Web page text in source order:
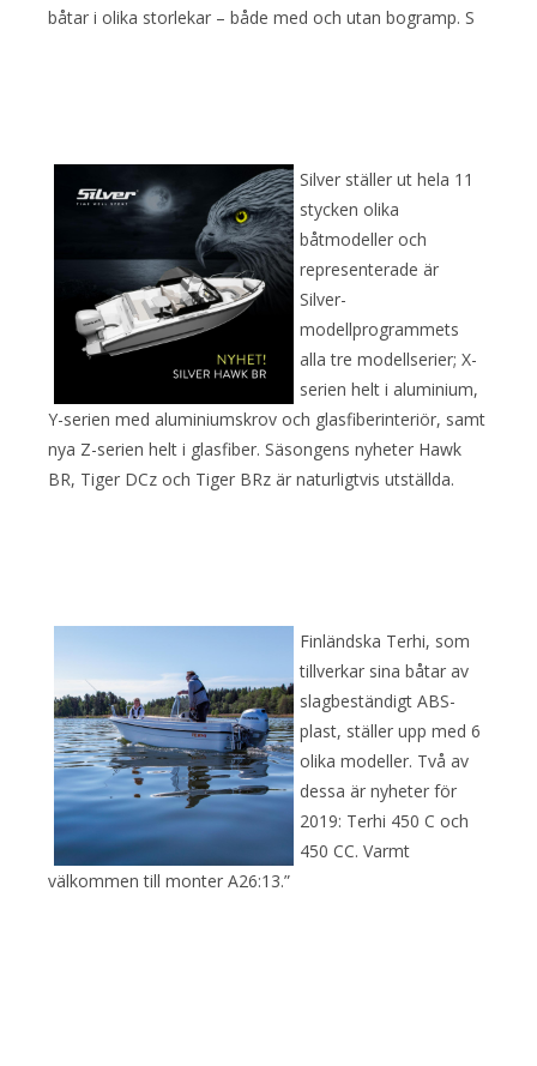
båtar i olika storlekar – både med och utan bogramp. S
Silver ställer ut hela 11
stycken olika
båtmodeller och
representerade är
Silver-
modellprogrammets
alla tre modellserier; X-
serien helt i aluminium,
Y-serien med aluminiumskrov och glasfiberinteriör, samt
nya Z-serien helt i glasfiber. Säsongens nyheter Hawk
BR, Tiger DCz och Tiger BRz är naturligtvis utställda.
Finländska Terhi, som
tillverkar sina båtar av
slagbeständigt ABS-
plast, ställer upp med 6
olika modeller. Två av
dessa är nyheter för
2019: Terhi 450 C och
450 CC. Varmt
välkommen till monter A26:13.”